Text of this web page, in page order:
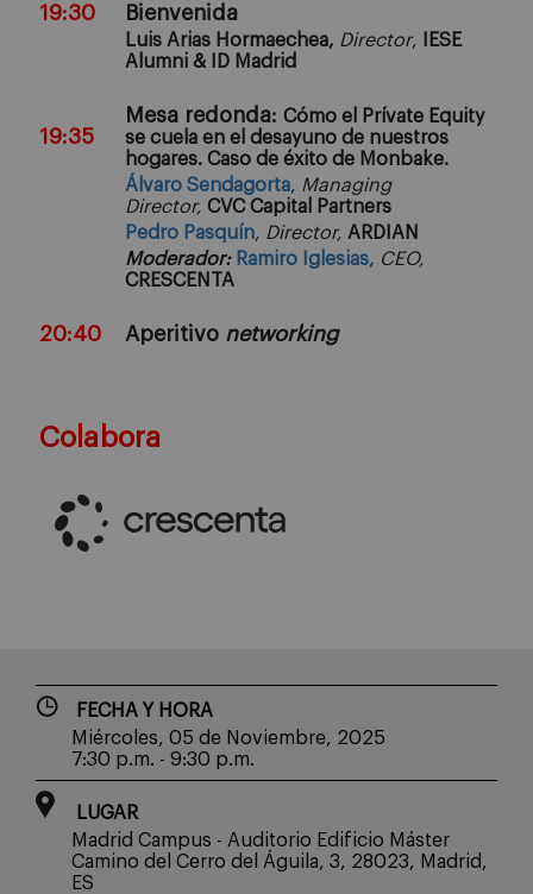
19:30 Bienvenida
Luis Arias Hormaechea, Director,
IESE
Alumni & ID Madrid
19:35
Mesa redonda: Cómo el Prívate Equity
se cuela en el desayuno de nuestros
hogares. Caso de éxito de Monbake.
Álvaro Sendagorta, Managing
Director, CVC Capital Partners
Pedro Pasquín, Director, ARDIAN
Moderador: Ramiro Iglesias, CEO,
CRESCENTA
20:40 Aperitivo networking
Colabora
FECHA Y HORA
Miércoles, 05 de Noviembre, 2025
7:30 p.m. - 9:30 p.m.
LUGAR
Madrid Campus - Auditorio Edificio Máster
Camino del Cerro del Águila, 3, 28023, Madrid,
ES